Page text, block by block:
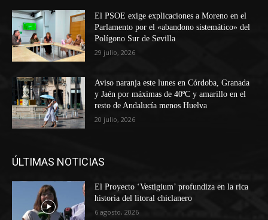
El PSOE exige explicaciones a Moreno en el
Parlamento por el «abandono sistemático» del
Polígono Sur de Sevilla
29 julio, 2026
Aviso naranja este lunes en Córdoba, Granada
y Jaén por máximas de 40ºC y amarillo en el
resto de Andalucía menos Huelva
20 julio, 2026
ÚLTIMAS NOTICIAS
El Proyecto ‘Vestigium’ profundiza en la rica
historia del litoral chiclanero
6 agosto, 2026